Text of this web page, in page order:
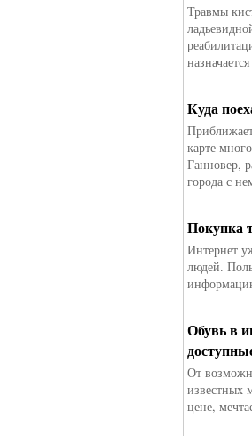
Травмы
Куда
карте
Ганновер,
города с
Покупка
Интернет
людей.
Обувь в
От
известных
цене,